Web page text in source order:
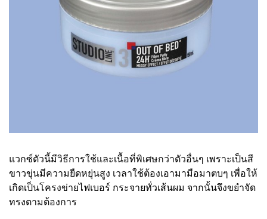
แวกซ์ตัวนี้มีวิธีการใช้และเนื้อที่พิเศษกว่าตัวอื่นๆ เพราะเป็นสี
ขาวขุ่นมีความยืดหยุ่นสูง เวลาใช้ต้องเอามามือมาตบๆ เพื่อให้
เกิดเป็นโครงข่ายไฟเบอร์ กระจายทั่วเส้นผม จากนั้นจึงขยำจัด
ทรงตามต้องการ